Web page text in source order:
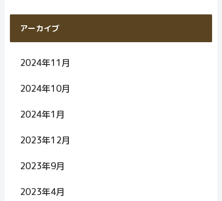
アーカイブ
2024年11月
2024年10月
2024年1月
2023年12月
2023年9月
2023年4月